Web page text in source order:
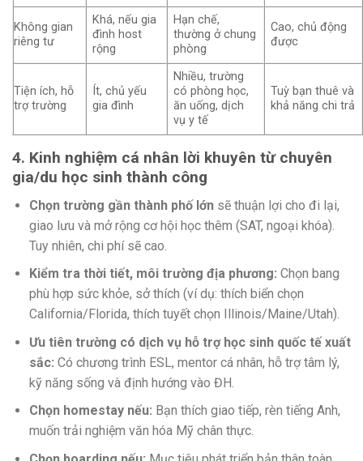
Không gian
riêng tư
Khá, nếu gia
đình host
rộng
Hạn chế,
thường ở chung
phòng
Cao, chủ động
được
Tiện ích, hỗ
trợ trường
Ít, chủ yếu
gia đình
Nhiều, trường
có phòng học,
ăn uống, dịch
vụ y tế
Tuỳ bạn thuê và
khả năng chi trả
4. Kinh nghiệm cá nhân lời khuyên từ chuyên
gia/du học sinh thành công
Chọn trường gần thành phố lớnsẽ thuận lợi cho đi lại,
giao lưu và mở rộng cơ hội học thêm (SAT, ngoại khóa).
Tuy nhiên, chi phí sẽ cao.
Kiểm tra thời tiết, môi trường địa phương: Chọn bang
phù hợp sức khỏe, sở thích (ví dụ: thích biển chọn
California/Florida, thích tuyết chọn Illinois/Maine/Utah).
Ưu tiên trường có dịch vụ hỗ trợ học sinh quốc tế xuất
sắc: Có chương trình ESL, mentor cá nhân, hỗ trợ tâm lý,
kỹ năng sống và định hướng vào ĐH.
Chọn homestay nếu: Bạn thích giao tiếp, rèn tiếng Anh,
muốn trải nghiệm văn hóa Mỹ chân thực.